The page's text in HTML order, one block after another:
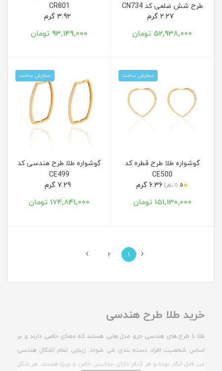
طرح شش ضلعی کد CN734
52,938,000 تومان
CR801
93,149,000 تومان
سفارش ساخت
گوشواره طلا طرح قطره کد
CE500
★
5 (1 نظر)
151,130,000 تومان
سفارش ساخت
گوشواره طلا طرح هندسی کد
CE499
7.29 گرم
174,841,000 تومان
‹
1
2
›
خرید طلا طرح هندسی
طلا با طرح های هندسی جزو مدل هایی هستند که معنای خاصی دارند و بر
اساس شخصیت افراد دسته بندی می شوند. زیبایی تمام اشکال هندسی
غیر قابل انکار بوده و هر کدام دارای جذابیتی خاص و ویژه هستند. هر شکل